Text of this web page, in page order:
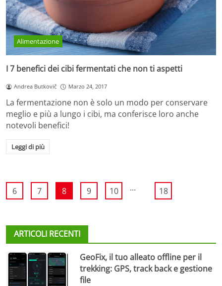
Alimentazione
I 7 benefici dei cibi fermentati che non ti aspetti
Andrea Butkovič Marzo 24, 2017
La fermentazione non è solo un modo per conservare
meglio e più a lungo i cibi, ma conferisce loro anche
notevoli benefici!
Leggi di più
6 7 8 9 10 ... 18
ARTICOLI RECENTI
GeoFix, il tuo alleato offline per il
trekking: GPS, track back e gestione
file